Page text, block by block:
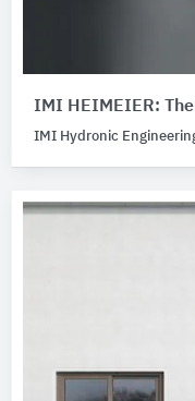
IMI HEIMEIER:
IMI Hydronic